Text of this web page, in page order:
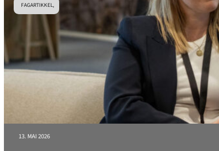
FAGARTIKKEL,
13. MAI 2026